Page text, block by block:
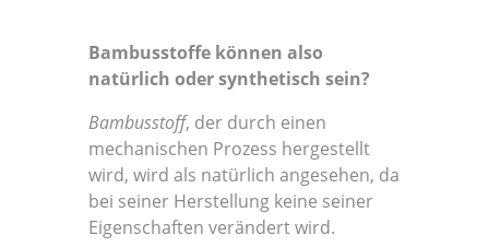
Bambusstoffe können also
natürlich oder synthetisch sein?
Bambusstoff, der durch einen
mechanischen Prozess hergestellt
wird, wird als natürlich angesehen, da
bei seiner Herstellung keine seiner
Eigenschaften verändert wird.